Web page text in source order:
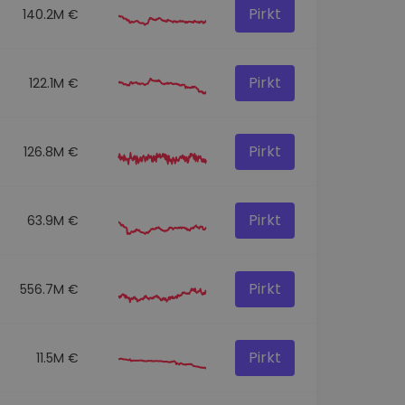
140.2M € Pirkt
122.1M € Pirkt
126.8M € Pirkt
63.9M € Pirkt
556.7M € Pirkt
11.5M € Pirkt